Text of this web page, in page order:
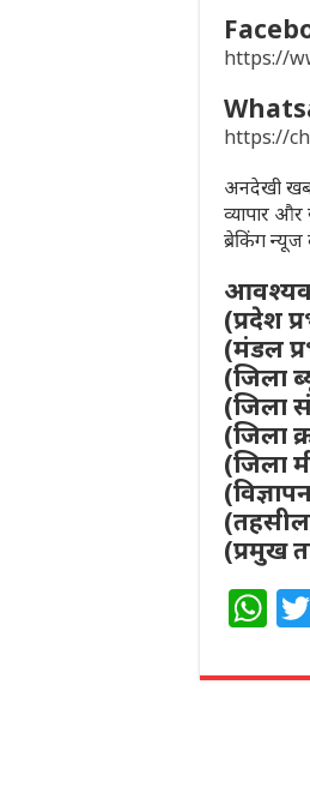
https://
https://
अनदेखी
व्यापार
ब्रेकिंग
(प्रदेश
(मंडल
(जिला
(जिला
(जिला
(जिला
(तहसील
(प्रमुख
W
at